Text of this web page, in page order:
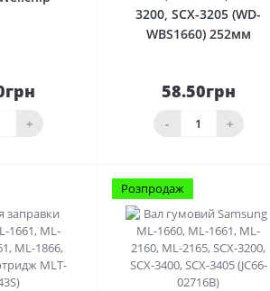
+
3200, SCX-3205 (WD-
WBS1660) 252мм
58.50грн
- +
кошика
Розпродаж